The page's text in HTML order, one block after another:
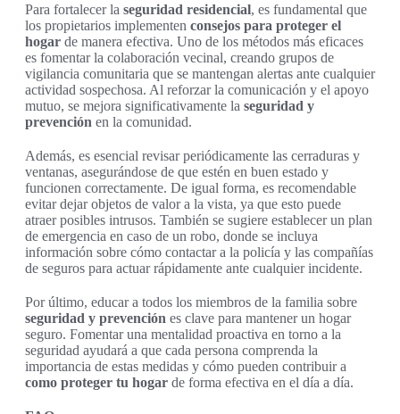
Para fortalecer la seguridad residencial, es fundamental que
los propietarios implementen consejos para proteger el
hogar de manera efectiva. Uno de los métodos más eficaces
es fomentar la colaboración vecinal, creando grupos de
vigilancia comunitaria que se mantengan alertas ante cualquier
actividad sospechosa. Al reforzar la comunicación y el apoyo
mutuo, se mejora significativamente la seguridad y
prevención en la comunidad.
Además, es esencial revisar periódicamente las cerraduras y
ventanas, asegurándose de que estén en buen estado y
funcionen correctamente. De igual forma, es recomendable
evitar dejar objetos de valor a la vista, ya que esto puede
atraer posibles intrusos. También se sugiere establecer un plan
de emergencia en caso de un robo, donde se incluya
información sobre cómo contactar a la policía y las compañías
de seguros para actuar rápidamente ante cualquier incidente.
Por último, educar a todos los miembros de la familia sobre
seguridad y prevención es clave para mantener un hogar
seguro. Fomentar una mentalidad proactiva en torno a la
seguridad ayudará a que cada persona comprenda la
importancia de estas medidas y cómo pueden contribuir a
como proteger tu hogar de forma efectiva en el día a día.